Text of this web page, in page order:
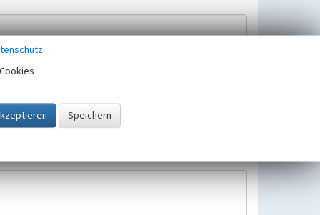
gespeichert und verwendet.
gültigen Europäischen